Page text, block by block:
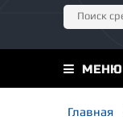
МЕНЮ
Главная